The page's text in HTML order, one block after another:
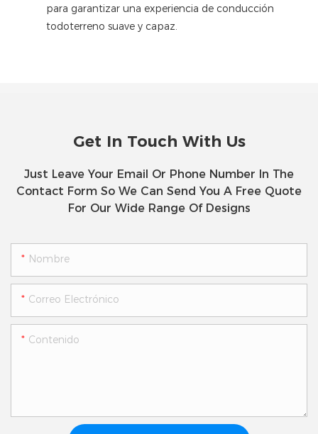
para garantizar una experiencia de conducción
todoterreno suave y capaz.
Get In Touch With Us
Just Leave Your Email Or Phone Number In The
Contact Form So We Can Send You A Free Quote
For Our Wide Range Of Designs
Nombre
Correo Electrónico
Contenido